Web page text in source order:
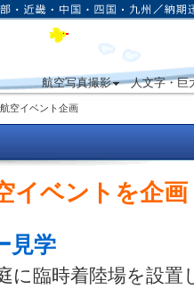
航空写真撮影 人文字・巨
空イベント企画
イベントを企
見学
に臨時着陸場を設置